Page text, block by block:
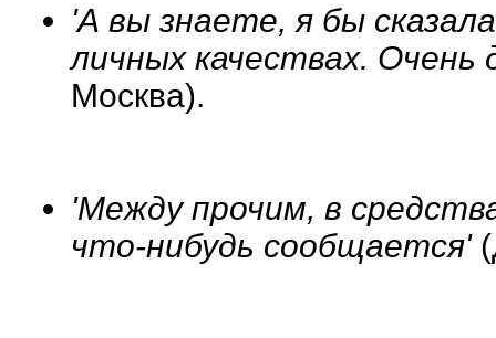
'А вы знаете, я бы
личных качествах.
Москва).
'Между прочим, в
что-нибудь сообщается'